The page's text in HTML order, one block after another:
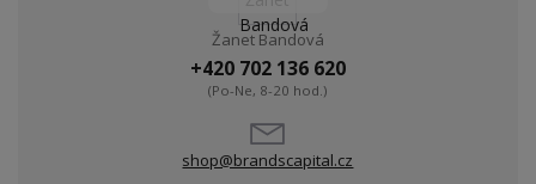
Žanet Bandová
+420 702 136 620
(Po-Ne, 8-20 hod.)
shop@brandscapital.cz